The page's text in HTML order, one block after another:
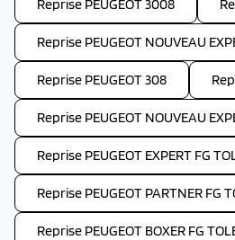
Reprise PEUGEOT 3008
Reprise PEUGEOT NOUVEAU
Reprise PEUGEOT 308
Reprise PEUGEOT NOUVEAU
Reprise PEUGEOT EXPERT FG
Reprise PEUGEOT PARTNER FG
Reprise PEUGEOT BOXER FG